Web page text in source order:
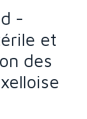
-
et
des